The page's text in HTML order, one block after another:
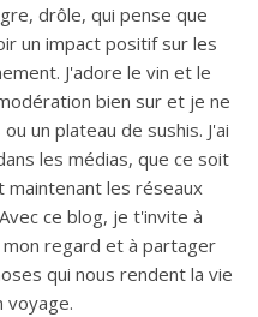
drôle, qui pense que
un impact positif sur les
J'adore le vin et le
bien sur et je ne
un plateau de sushis. J'ai
les médias, que ce soit
maintenant les réseaux
ce blog, je t'invite à
regard et à partager
qui nous rendent la vie
voyage.